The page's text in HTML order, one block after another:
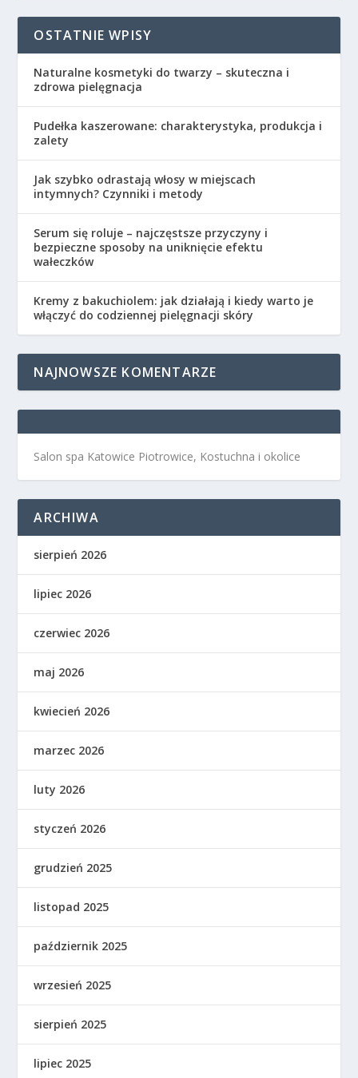
OSTATNIE WPISY
Naturalne kosmetyki do twarzy – skuteczna i
zdrowa pielęgnacja
Pudełka kaszerowane: charakterystyka, produkcja i
zalety
Jak szybko odrastają włosy w miejscach
intymnych? Czynniki i metody
Serum się roluje – najczęstsze przyczyny i
bezpieczne sposoby na uniknięcie efektu
wałeczków
Kremy z bakuchiolem: jak działają i kiedy warto je
włączyć do codziennej pielęgnacji skóry
NAJNOWSZE KOMENTARZE
Salon spa Katowice Piotrowice, Kostuchna i okolice
ARCHIWA
sierpień 2026
lipiec 2026
czerwiec 2026
maj 2026
kwiecień 2026
marzec 2026
luty 2026
styczeń 2026
grudzień 2025
listopad 2025
październik 2025
wrzesień 2025
sierpień 2025
lipiec 2025